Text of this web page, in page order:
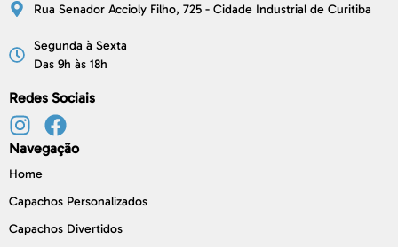
Rua Senador Accioly Filho, 725 - Cidade Industrial de Curitiba
Segunda à Sexta
Das 9h às 18h
Redes Sociais
Navegação
Home
Capachos Personalizados
Capachos Divertidos